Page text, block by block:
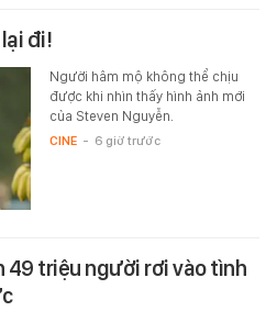
đi!
Người hâm mộ không thể chịu
được khi nhìn thấy hình ảnh mới
của Steven Nguyễn.
CINE - 6 giờ trước
49 triệu người rơi vào tình